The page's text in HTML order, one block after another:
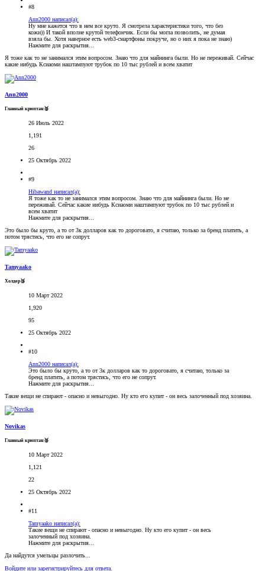
#8
Ann2000 написал(а):
Ну мне кажется что в нем все круто. Я смотрела характеристики того, что без
кожи)) И такой вполне крутой телефончик. Если бы могла позволить, не думая
взяла бы. Хотя наверное есть web3-смартфоны покруче, но о них я пока не знаю)
Нажмите для раскрытия...
Я тоже как то не занимался этим вопросом. Знаю что для майнинга были. Но не переживай. Сейчас
какие нибудь Ксиаоми наштампуют трубок по 10 тыс рублей и всем хватит
Ann2000
Главный криптан🥈
26 Июль 2022
1,191
26
25 Октябрь 2022
#9
Hibawand написал(а):
Я тоже как то не занимался этим вопросом. Знаю что для майнинга были. Но не
переживай. Сейчас какие нибудь Ксиаоми наштампуют трубок по 10 тыс рублей и
всем хватит
Нажмите для раскрытия...
Это было бы круто, а то от 3к долларов как то дороговато, я считаю, только за бренд платить, а
потом трястись, что его не сопрут.
Tamyaako
Холдер🥉
10 Март 2022
1,920
95
25 Октябрь 2022
#10
Ann2000 написал(а):
Это было бы круто, а то от 3к долларов как то дороговато, я считаю, только за
бренд платить, а потом трястись, что его не сопрут.
Нажмите для раскрытия...
Такие вещи не спирают - опасно и невыгодно. Ну кто его купит - он весь залоченный под хозяина.
Novikas
Главный криптан🥈
10 Март 2022
1,121
22
25 Октябрь 2022
#11
Tamyaako написал(а):
Такие вещи не спирают - опасно и невыгодно. Ну кто его купит - он весь
залоченный под хозяина.
Нажмите для раскрытия...
Да найдутся умельцы разлочить...
Войдите или зарегистрируйтесь для ответа.